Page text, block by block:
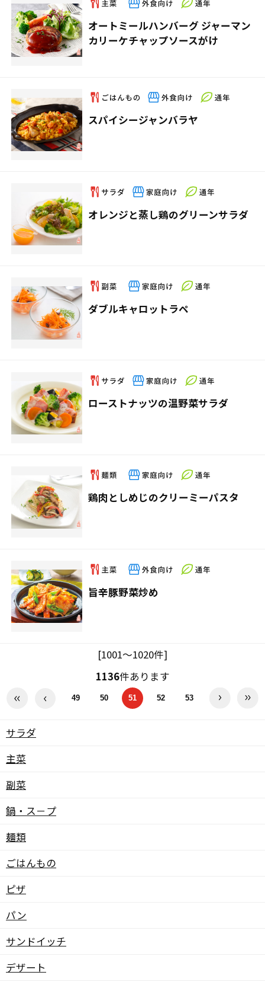
オートミールハンバーグ ジャーマン
カリーケチャップソースがけ
スパイシージャンバラヤ
オレンジと蒸し鶏のグリーンサラダ
ダブルキャロットラペ
ローストナッツの温野菜サラダ
鶏肉としめじのクリーミーパスタ
旨辛豚野菜炒め
[1001～1020件]
1136件あります
49 50 51 52 53
サラダ
主菜
副菜
鍋・ス－プ
麺類
ごはんもの
ピザ
パン
サンドイッチ
デザート